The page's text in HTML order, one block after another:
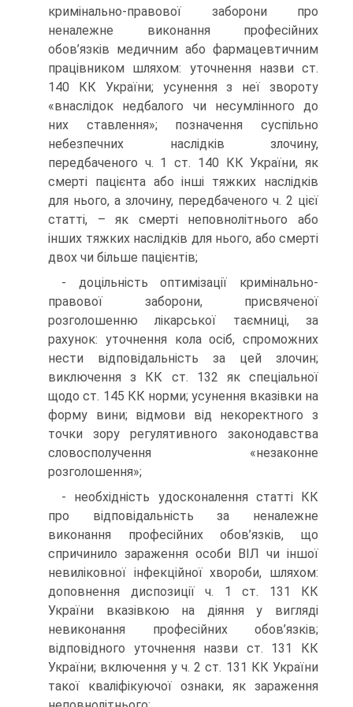
кримінально-правової заборони про
неналежне виконання професійних
обов’язків медичним або фармацевтичним
працівником шляхом: уточнення назви ст.
140 КК України; усунення з неї звороту
«внаслідок недбалого чи несумлінного до
них ставлення»; позначення суспільно
небезпечних наслідків злочину,
передбаченого ч. 1 ст. 140 КК України, як
смерті пацієнта або інші тяжких наслідків
для нього, а злочину, передбаченого ч. 2 цієї
статті, – як смерті неповнолітнього або
інших тяжких наслідків для нього, або смерті
двох чи більше пацієнтів;
- доцільність оптимізації кримінально-
правової заборони, присвяченої
розголошенню лікарської таємниці, за
рахунок: уточнення кола осіб, спроможних
нести відповідальність за цей злочин;
виключення з КК ст. 132 як спеціальної
щодо ст. 145 КК норми; усунення вказівки на
форму вини; відмови від некоректного з
точки зору регулятивного законодавства
словосполучення «незаконне
розголошення»;
- необхідність удосконалення статті КК
про відповідальність за неналежне
виконання професійних обов’язків, що
спричинило зараження особи ВІЛ чи іншої
невиліковної інфекційної хвороби, шляхом:
доповнення диспозиції ч. 1 ст. 131 КК
України вказівкою на діяння у вигляді
невиконання професійних обов’язків;
відповідного уточнення назви ст. 131 КК
України; включення у ч. 2 ст. 131 КК України
такої кваліфікуючої ознаки, як зараження